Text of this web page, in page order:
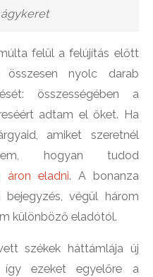
felül a felújítás előtt
összesen nyolc darab
összességében a
adtam el őket. Ha
amiket szeretnél
hogyan tudod
áron eladni. A bonanza
végül három
különböző eladótól.
székek háttámlája új
ezeket egyelőre a